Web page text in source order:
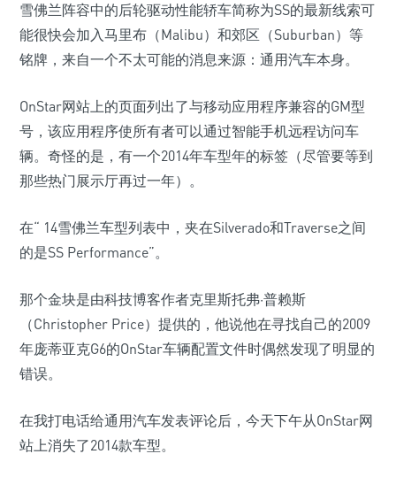
雪佛兰阵容中的后轮驱动性能轿车简称为SS的最新线索可
能很快会加入马里布（Malibu）和郊区（Suburban）等
铭牌，来自一个不太可能的消息来源：通用汽车本身。
OnStar网站上的页面列出了与移动应用程序兼容的GM型
号，该应用程序使所有者可以通过智能手机远程访问车
辆。奇怪的是，有一个2014年车型年的标签（尽管要等到
那些热门展示厅再过一年）。
在“ 14雪佛兰车型列表中，夹在Silverado和Traverse之间
的是SS Performance”。
那个金块是由科技博客作者克里斯托弗·普赖斯
（Christopher Price）提供的，他说他在寻找自己的2009
年庞蒂亚克G6的OnStar车辆配置文件时偶然发现了明显的
错误。
在我打电话给通用汽车发表评论后，今天下午从OnStar网
站上消失了2014款车型。